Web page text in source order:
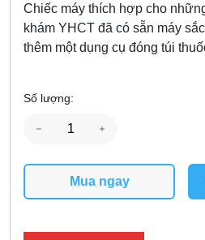
Chiếc máy thích hợp cho
khám YHCT đã có sẵn máy
thêm một dụng cụ đóng túi
Số lượng:
Mua ngay